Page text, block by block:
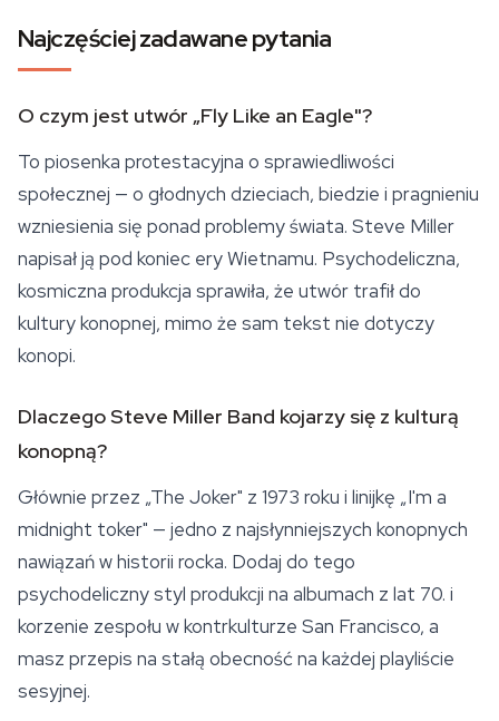
Najczęściej zadawane pytania
O czym jest utwór „Fly Like an Eagle"?
To piosenka protestacyjna o sprawiedliwości
społecznej — o głodnych dzieciach, biedzie i pragnieniu
wzniesienia się ponad problemy świata. Steve Miller
napisał ją pod koniec ery Wietnamu. Psychodeliczna,
kosmiczna produkcja sprawiła, że utwór trafił do
kultury konopnej, mimo że sam tekst nie dotyczy
konopi.
Dlaczego Steve Miller Band kojarzy się z kulturą
konopną?
Głównie przez „The Joker" z 1973 roku i linijkę „I'm a
midnight toker" — jedno z najsłynniejszych konopnych
nawiązań w historii rocka. Dodaj do tego
psychodeliczny styl produkcji na albumach z lat 70. i
korzenie zespołu w kontrkulturze San Francisco, a
masz przepis na stałą obecność na każdej playliście
sesyjnej.